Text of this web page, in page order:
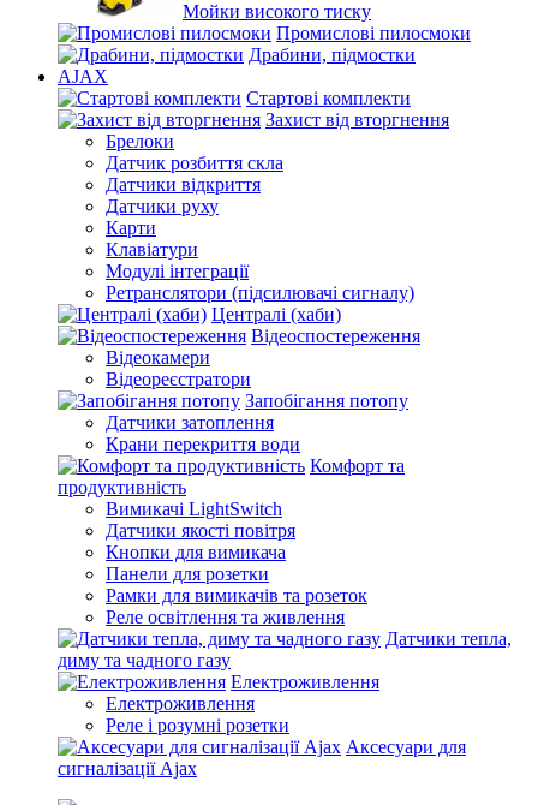
Мойки високого тиску
Промислові пилосмоки
Драбини, підмостки
AJAX
Стартові комплекти
Захист від вторгнення
Брелоки
Датчик розбиття скла
Датчики відкриття
Датчики руху
Карти
Клавіатури
Модулі інтеграції
Ретранслятори (підсилювачі сигналу)
Централі (хаби)
Відеоспостереження
Відеокамери
Відеореєстратори
Запобігання потопу
Датчики затоплення
Крани перекриття води
Комфорт та
продуктивність
Вимикачі LightSwitch
Датчики якості повітря
Кнопки для вимикача
Панели для розетки
Рамки для вимикачів та розеток
Реле освітлення та живлення
Датчики тепла,
диму та чадного газу
Електроживлення
Електроживлення
Реле і розумні розетки
Аксесуари для
сигналізації Ajax